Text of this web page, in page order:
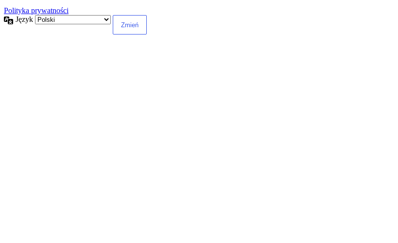
Polityka prywatności
Język